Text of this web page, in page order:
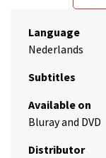
Language
Nederlands
Subtitles
Available on
Bluray and DVD
Distributor